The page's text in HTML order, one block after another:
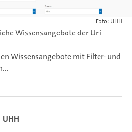
Foto: UHH
Wissensangebote der Uni
Wissensangebote mit Filter- und
UHH